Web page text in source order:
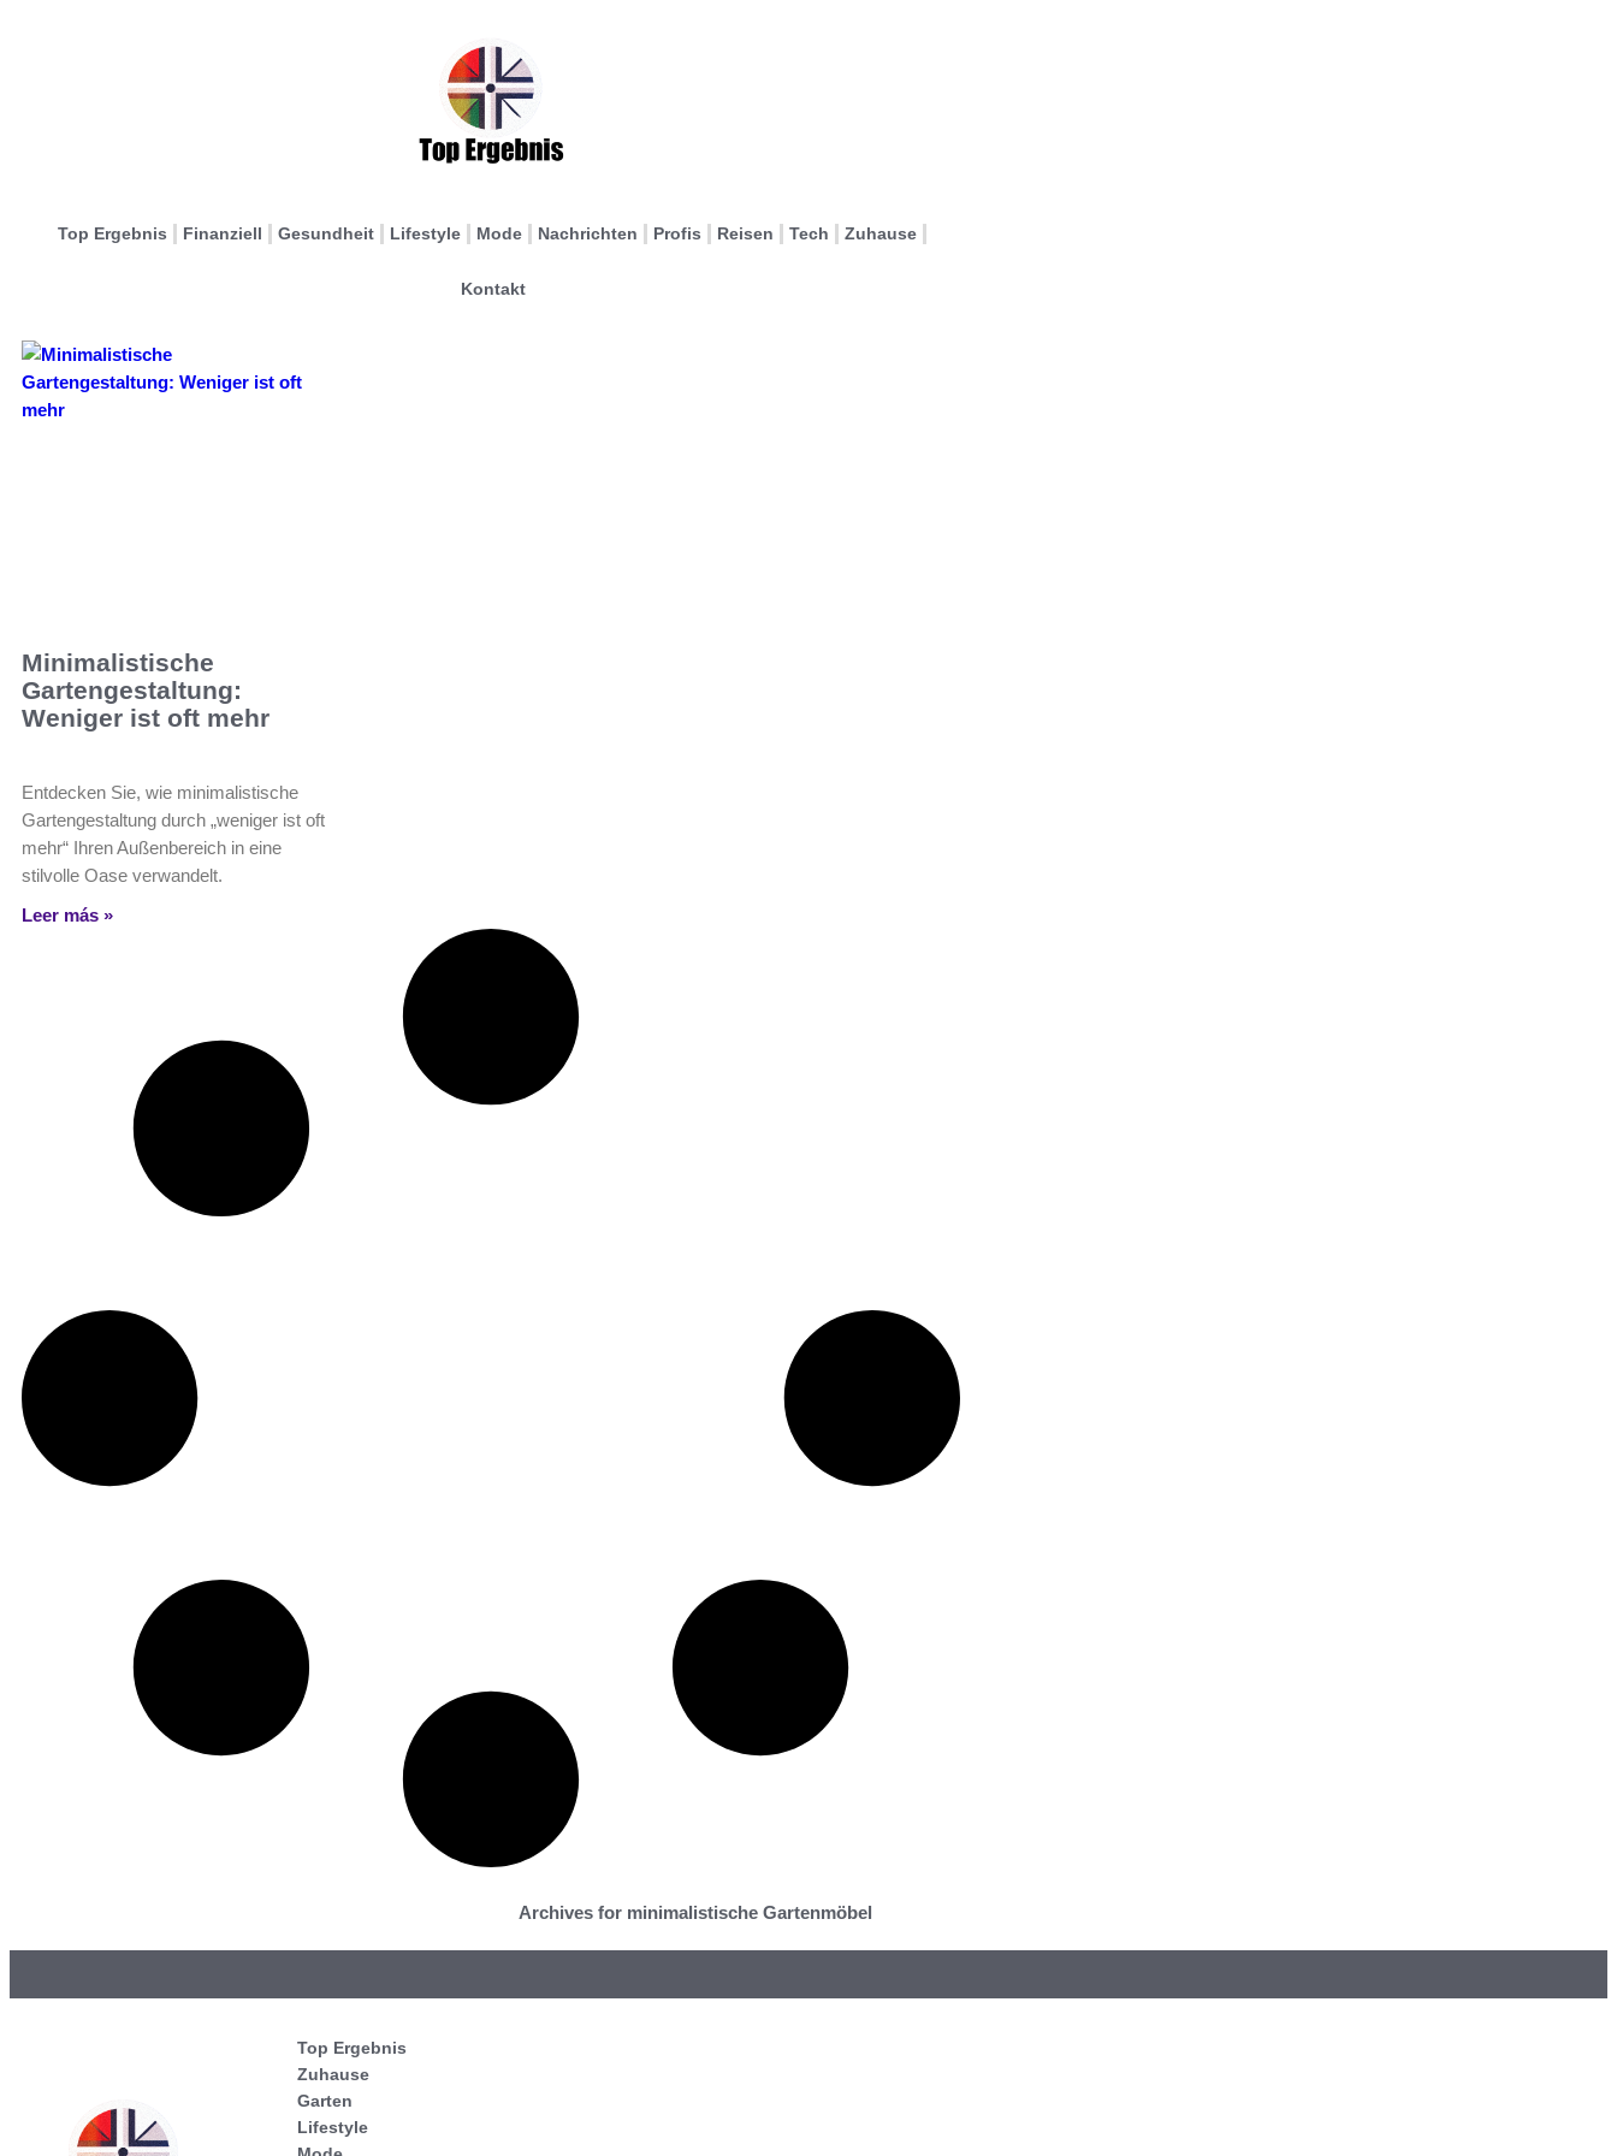
Top Ergebnis Finanziell Gesundheit Lifestyle Mode Nachrichten Profis Reisen Tech Zuhause
Kontakt
Minimalistische
Gartengestaltung:
Weniger ist oft mehr
Entdecken Sie, wie minimalistische
Gartengestaltung durch „weniger ist oft
mehr“ Ihren Außenbereich in eine
stilvolle Oase verwandelt.
Leer más »
Archives for minimalistische Gartenmöbel
Top Ergebnis
Zuhause
Garten
Lifestyle